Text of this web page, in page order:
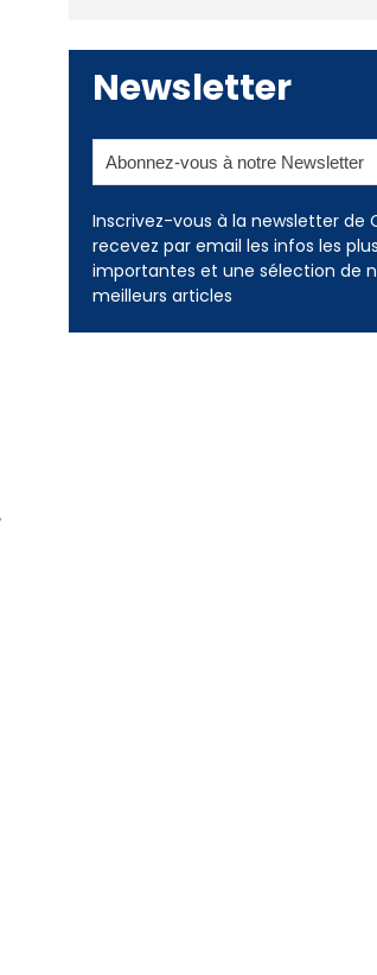
Newsletter
Inscrivez-vous à la newsletter de
recevez par email les infos les plus
importantes et une sélection de